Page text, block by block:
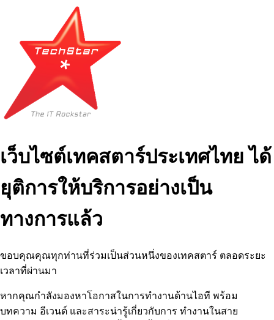
เว็บไซต์เทคสตาร์ประเทศไทย ได้
ยุติการให้บริการอย่างเป็น
ทางการแล้ว
ขอบคุณคุณทุกท่านที่ร่วมเป็นส่วนหนึ่งของเทคสตาร์ ตลอดระยะ
เวลาที่ผ่านมา
หากคุณกำลังมองหาโอกาสในการทำงานด้านไอที พร้อม
บทความ อีเวนต์ และสาระน่ารู้เกี่ยวกับการ ทำงานในสาย